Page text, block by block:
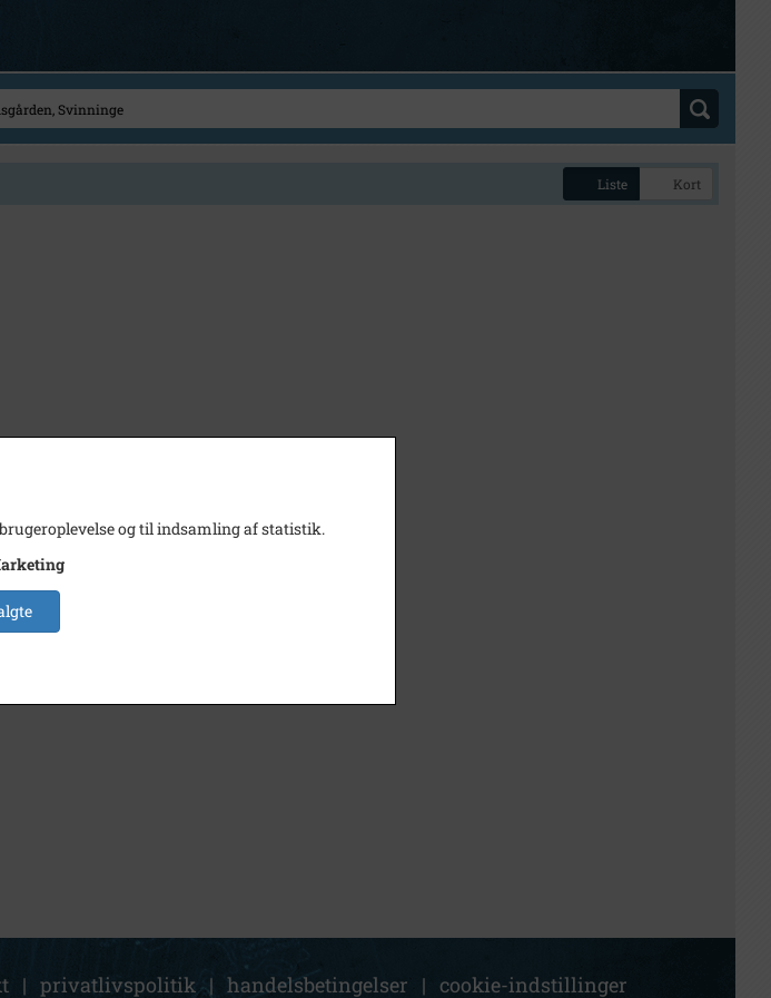
Liste Kort
| privatlivspolitik | handelsbetingelser | cookie-indstillinger
og til indsamling af statistik.